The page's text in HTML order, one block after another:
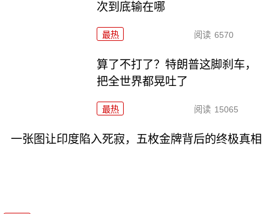
次到底输在哪
最热 阅读 6570
算了不打了？特朗普这脚刹车，
把全世界都晃吐了
最热 阅读 15065
一张图让印度陷入死寂，五枚金牌背后的终极真相